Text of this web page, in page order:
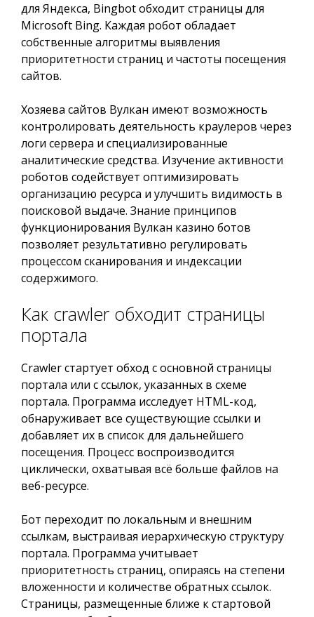
для Яндекса, Bingbot обходит страницы для
Microsoft Bing. Каждая робот обладает
собственные алгоритмы выявления
приоритетности страниц и частоты посещения
сайтов.
Хозяева сайтов Вулкан имеют возможность
контролировать деятельность краулеров через
логи сервера и специализированные
аналитические средства. Изучение активности
роботов содействует оптимизировать
организацию ресурса и улучшить видимость в
поисковой выдаче. Знание принципов
функционирования Вулкан казино ботов
позволяет результативно регулировать
процессом сканирования и индексации
содержимого.
Как crawler обходит страницы
портала
Crawler стартует обход с основной страницы
портала или с ссылок, указанных в схеме
портала. Программа исследует HTML-код,
обнаруживает все существующие ссылки и
добавляет их в список для дальнейшего
посещения. Процесс воспроизводится
циклически, охватывая всё больше файлов на
веб-ресурсе.
Бот переходит по локальным и внешним
ссылкам, выстраивая иерархическую структуру
портала. Программа учитывает
приоритетность страниц, опираясь на степени
вложенности и количестве обратных ссылок.
Страницы, размещенные ближе к стартовой